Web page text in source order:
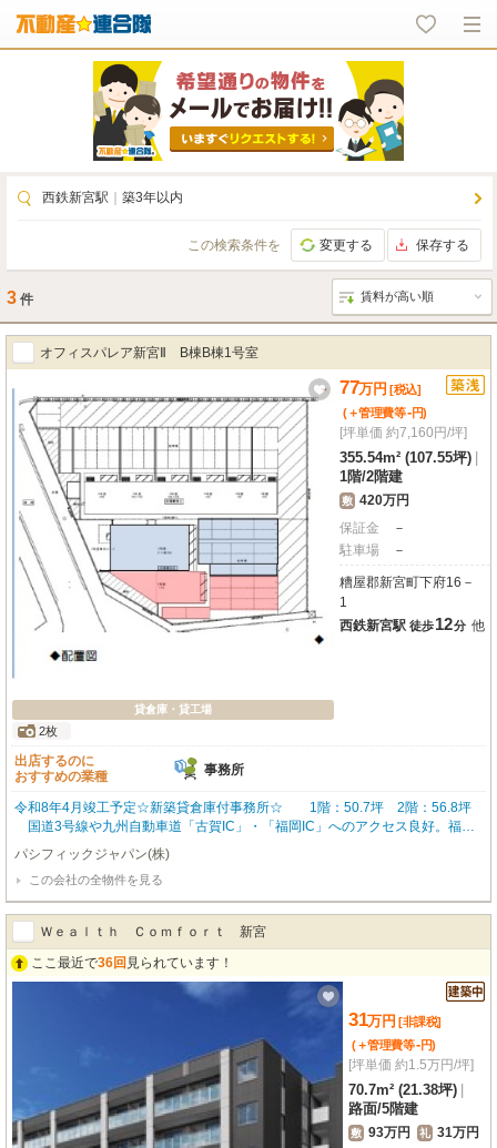
西鉄新宮駅 築3年以内
この検索条件を 変更する 保存する
3 件
オフィスパレア新宮Ⅱ B棟B棟1号室
貸倉庫・貸工場
2枚
77万円 [税込]
(＋管理費等-円)
[坪単価 約7,160円/坪]
355.54m² (107.55坪)
1階/2階建
敷 420万円
保証金
－
駐車場
－
糟屋郡新宮町下府16－
1
西鉄新宮駅 徒歩12分 他
出店するのに
おすすめの業種
事務所
令和8年4月竣工予定☆新築貸倉庫付事務所☆ 1階：50.7坪 2階：56.8坪
国道3号線や九州自動車道「古賀IC」・「福岡IC」へのアクセス良好。福岡
市内や北九州方面、九州全域への配送・営業活動に最適なロケーションです。
パシフィックジャパン(株)
この会社の全物件を見る
Ｗｅａｌｔｈ Ｃｏｍｆｏｒｔ 新宮
ここ最近で36回 見られています！
31万円 [非課税]
(＋管理費等-円)
[坪単価 約1.5万円/坪]
70.7m² (21.38坪)
路面/5階建
敷 93万円 礼 31万円